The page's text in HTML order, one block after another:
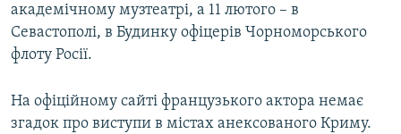
академічному музтеатрі, а 11 лютого – в
Севастополі, в Будинку офіцерів Чорноморського
флоту Росії.
На офіційному сайті французького актора немає
згадок про виступи в містах анексованого Криму.